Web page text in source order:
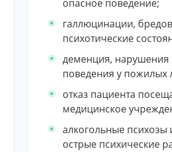
опасное поведение;
галлюцинации,
психотические
деменция, нарушения
поведения у пожилых
отказ пациента
медицинское
алкогольные психозы
острые психические